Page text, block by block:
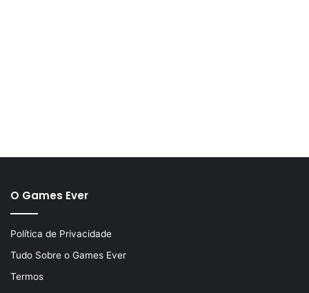
O Games Ever
Política de Privacidade
Tudo Sobre o Games Ever
Termos